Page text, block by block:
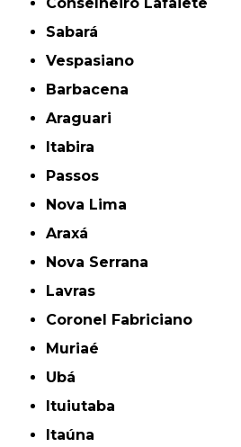
Conselheiro Lafaiete
Sabará
Vespasiano
Barbacena
Araguari
Itabira
Passos
Nova Lima
Araxá
Nova Serrana
Lavras
Coronel Fabriciano
Muriaé
Ubá
Ituiutaba
Itaúna